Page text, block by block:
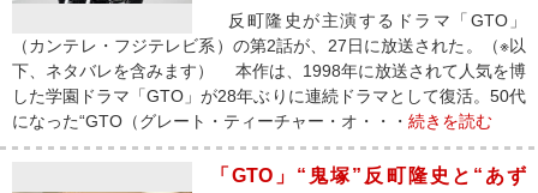
反町隆史が主演するドラマ「GTO」
（カンテレ・フジテレビ系）の第2話が、27日に放送された。（※以
下、ネタバレを含みます） 本作は、1998年に放送されて人気を博
した学園ドラマ「GTO」が28年ぶりに連続ドラマとして復活。50代
になった“GTO（グレート・ティーチャー・オ・・・ 続きを読む
「GTO」“鬼塚”反町隆史と“あず